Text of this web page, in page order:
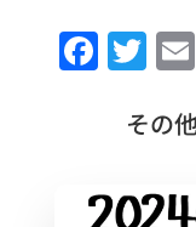
F
b
T
it
r
その